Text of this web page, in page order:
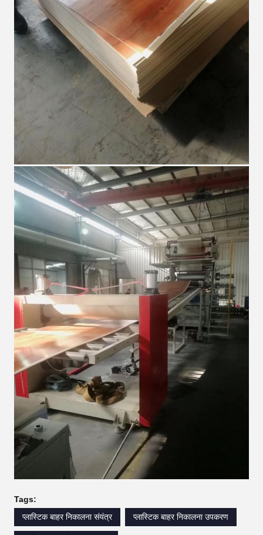
Tags:
प्लास्टिक बाहर निकालना संयंत्र
प्लास्टिक बाहर निकालना उपकरण